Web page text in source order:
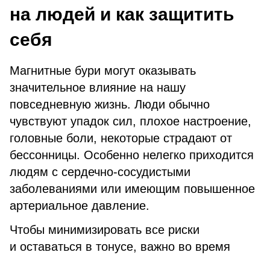
на людей и как защитить
себя
Магнитные бури могут оказывать
значительное влияние на нашу
повседневную жизнь. Люди обычно
чувствуют упадок сил, плохое настроение,
головные боли, некоторые страдают от
бессонницы. Особенно нелегко приходится
людям с сердечно-сосудистыми
заболеваниями или имеющим повышенное
артериальное давление.
Чтобы минимизировать все риски
и оставаться в тонусе, важно во время